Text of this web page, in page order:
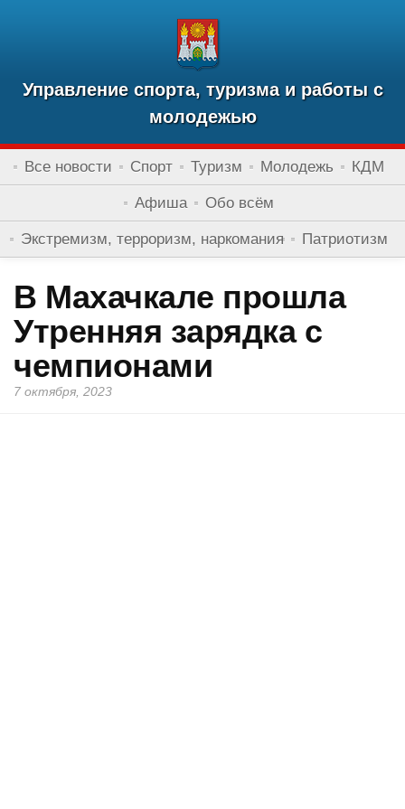
Управление спорта, туризма и работы с
молодежью
Все новости Спорт Туризм Молодежь КДМ
Афиша Обо всём
Экстремизм, терроризм, наркомания Патриотизм
В Махачкале прошла
Утренняя зарядка с
чемпионами
7 октября, 2023